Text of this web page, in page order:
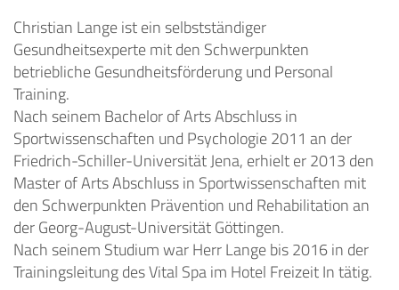
Christian Lange ist ein selbstständiger
Gesundheitsexperte mit den Schwerpunkten
betriebliche Gesundheitsförderung und Personal
Training.
Nach seinem Bachelor of Arts Abschluss in
Sportwissenschaften und Psychologie 2011 an der
Friedrich-Schiller-Universität Jena, erhielt er 2013 den
Master of Arts Abschluss in Sportwissenschaften mit
den Schwerpunkten Prävention und Rehabilitation an
der Georg-August-Universität Göttingen.
Nach seinem Studium war Herr Lange bis 2016 in der
Trainingsleitung des Vital Spa im Hotel Freizeit In tätig.